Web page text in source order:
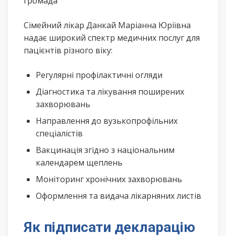
Сімейний лікар Данкай Маріанна Юріївна
надає широкий спектр медичних послуг для
пацієнтів різного віку:
Регулярні профілактичні огляди
Діагностика та лікування поширених
захворювань
Направлення до вузькопрофільних
спеціалістів
Вакцинація згідно з національним
календарем щеплень
Моніторинг хронічних захворювань
Оформлення та видача лікарняних листів
Як підписати декларацію